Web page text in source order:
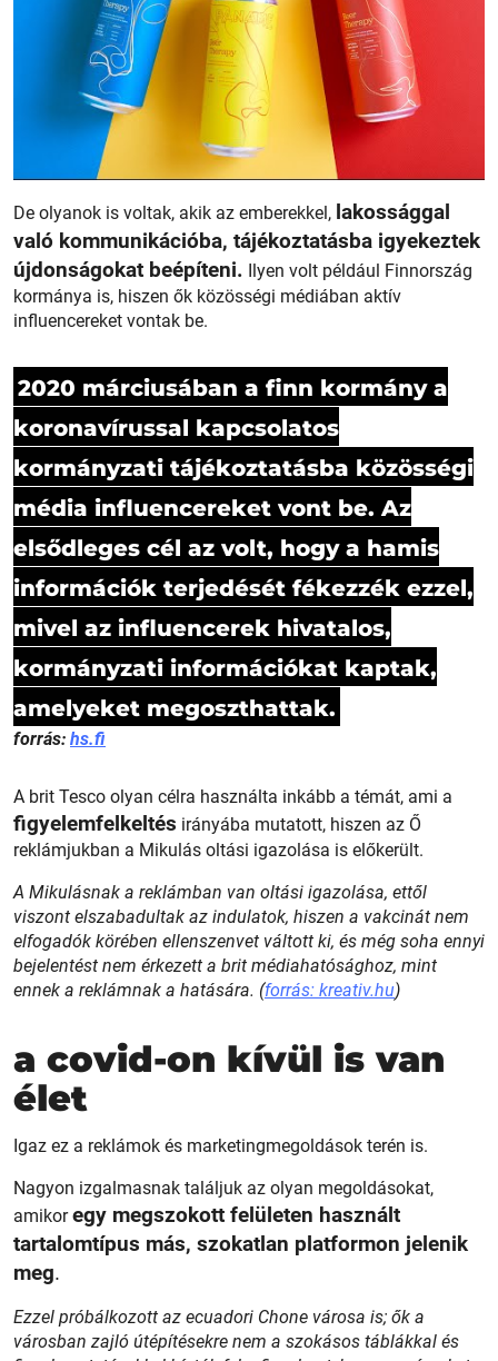
De olyanok is voltak, akik az emberekkel, lakossággal
való kommunikációba, tájékoztatásba igyekeztek
újdonságokat beépíteni. Ilyen volt például Finnország
kormánya is, hiszen ők közösségi médiában aktív
influencereket vontak be.
2020 márciusában a finn kormány a
koronavírussal kapcsolatos
kormányzati tájékoztatásba közösségi
média influencereket vont be. Az
elsődleges cél az volt, hogy a hamis
információk terjedését fékezzék ezzel,
mivel az influencerek hivatalos,
kormányzati információkat kaptak,
amelyeket megoszthattak.
forrás: hs.fi
A brit Tesco olyan célra használta inkább a témát, ami a
figyelemfelkeltés irányába mutatott, hiszen az Ő
reklámjukban a Mikulás oltási igazolása is előkerült.
A Mikulásnak a reklámban van oltási igazolása, ettől
viszont elszabadultak az indulatok, hiszen a vakcinát nem
elfogadók körében ellenszenvet váltott ki, és még soha ennyi
bejelentést nem érkezett a brit médiahatósághoz, mint
ennek a reklámnak a hatására. (forrás: kreativ.hu)
a covid-on kívül is van
élet
Igaz ez a reklámok és marketingmegoldások terén is.
Nagyon izgalmasnak találjuk az olyan megoldásokat,
amikoregy megszokott felületen használt
tartalomtípus más, szokatlan platformon jelenik
meg.
Ezzel próbálkozott az ecuadori Chone városa is; ők a
városban zajló útépítésekre nem a szokásos táblákkal és